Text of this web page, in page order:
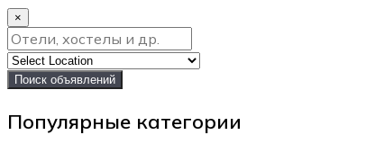
×
Поиск объявлений
Популярные категории